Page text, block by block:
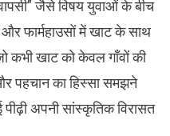
जैसे विषय युवाओं के बीच
फार्महाउसों में खाट के साथ
कभी खाट को केवल गाँवों की
पहचान का हिस्सा समझने
अपनी सांस्कृतिक विरासत